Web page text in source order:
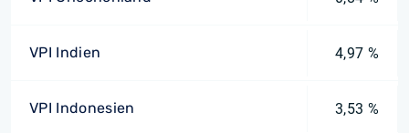
VPI Indien 4,97 %
VPI Indonesien 3,53 %